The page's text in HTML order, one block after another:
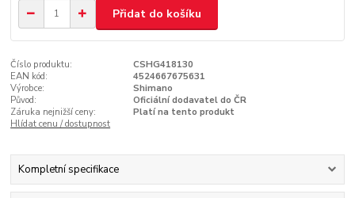
Přidat do košíku
Číslo produktu:
CSHG418130
EAN kód:
4524667675631
Výrobce:
Shimano
Původ:
Oficiální dodavatel do ČR
Záruka nejnižší ceny:
Platí na tento produkt
Hlídat cenu / dostupnost
Kompletní specifikace